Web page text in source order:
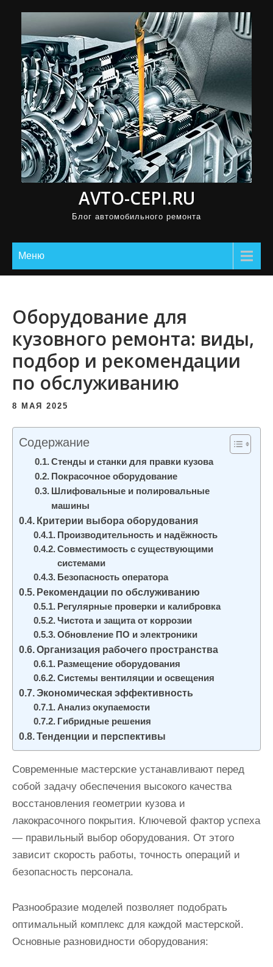
AVTO-CEPI.RU
Блог автомобильного ремонта
Меню
Оборудование для
кузовного ремонта: виды,
подбор и рекомендации
по обслуживанию
8 МАЯ 2025
Содержание
Стенды и станки для правки кузова
Покрасочное оборудование
Шлифовальные и полировальные
машины
Критерии выбора оборудования
Производительность и надёжность
Совместимость с существующими
системами
Безопасность оператора
Рекомендации по обслуживанию
Регулярные проверки и калибровка
Чистота и защита от коррозии
Обновление ПО и электроники
Организация рабочего пространства
Размещение оборудования
Системы вентиляции и освещения
Экономическая эффективность
Анализ окупаемости
Гибридные решения
Тенденции и перспективы
Современные мастерские устанавливают перед
собой задачу обеспечения высокого качества
восстановления геометрии кузова и
лакокрасочного покрытия. Ключевой фактор успеха
— правильный выбор оборудования. От этого
зависит скорость работы, точность операций и
безопасность персонала.
Разнообразие моделей позволяет подобрать
оптимальный комплекс для каждой мастерской.
Основные разновидности оборудования: